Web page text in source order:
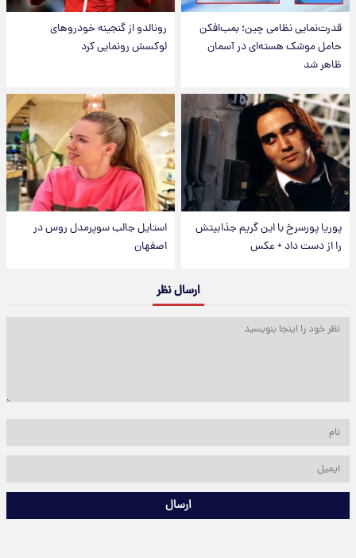
قدرت‌نمایی نظامی چین؛ بمب‌افکن
حامل موشک هسته‌ای در آسمان
ظاهر شد
رونالدو از گنجینه خودروهای
لوکسش رونمایی کرد
پوریا پورسرخ با این گریم جذابیتش
را از دست داد + عکس
استایل جالب سوپرمدل روس در
اصفهان
ارسال نظر
ارسال